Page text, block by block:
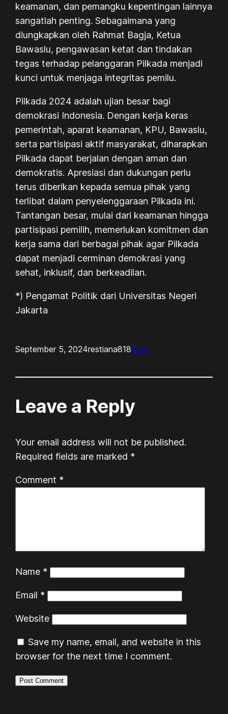
keamanan, dan pemangku kepentingan lainnya
sangatlah penting. Sebagaimana yang
diungkapkan oleh Rahmat Bagja, Ketua
Bawaslu, pengawasan ketat dan tindakan
tegas terhadap pelanggaran Pilkada menjadi
kunci untuk menjaga integritas pemilu.
Pilkada 2024 adalah ujian besar bagi
demokrasi Indonesia. Dengan kerja keras
pemerintah, aparat keamanan, KPU, Bawaslu,
serta partisipasi aktif masyarakat, diharapkan
Pilkada dapat berjalan dengan aman dan
demokratis. Apresiasi dan dukungan perlu
terus diberikan kepada semua pihak yang
terlibat dalam penyelenggaraan Pilkada ini.
Tantangan besar, mulai dari keamanan hingga
partisipasi pemilih, memerlukan komitmen dan
kerja sama dari berbagai pihak agar Pilkada
dapat menjadi cerminan demokrasi yang
sehat, inklusif, dan berkeadilan.
*) Pengamat Politik dari Universitas Negeri
Jakarta
September 5, 2024restiana818Blog
Leave a Reply
Your email address will not be published.
Required fields are marked *
Comment *
Name *
Email *
Website
Save my name, email, and website in this
browser for the next time I comment.